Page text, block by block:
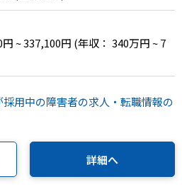
重県、滋賀県、京都府、大阪府、
和歌山県、鳥取県、島根県、岡
山口県、徳島県、香川県、愛媛
県、佐賀県、長崎県、熊本県、
、鹿児島県、沖縄県
~ 337,100円 (年収： 340万円 ~ 7
用中の障害者の求人・転職情報の
詳細へ
ける就労移行支援サービス
ス